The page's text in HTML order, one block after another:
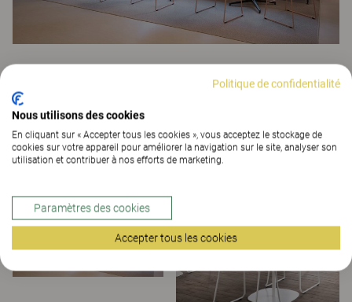
En savoir plus sur les restaurants
Politique de confidentialité
Nous utilisons des cookies
En cliquant sur « Accepter tous les cookies », vous acceptez le stockage de
cookies sur votre appareil pour améliorer la navigation sur le site, analyser son
utilisation et contribuer à nos efforts de marketing.
Paramètres des cookies
Accepter tous les cookies